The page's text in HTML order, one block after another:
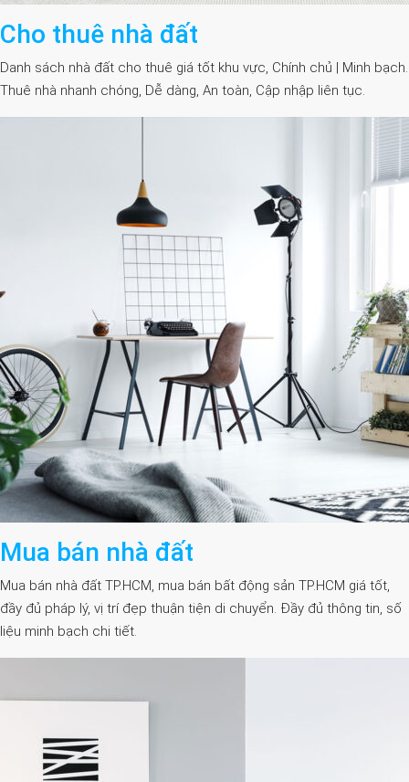
Cho thuê nhà đất
Danh sách nhà đất cho thuê giá tốt khu vực, Chính chủ | Minh bạch.
Thuê nhà nhanh chóng, Dễ dàng, An toàn, Cập nhập liên tục.
Mua bán nhà đất
Mua bán nhà đất TP.HCM, mua bán bất động sản TP.HCM giá tốt,
đầy đủ pháp lý, vị trí đẹp thuận tiện di chuyển. Đầy đủ thông tin, số
liệu minh bạch chi tiết.